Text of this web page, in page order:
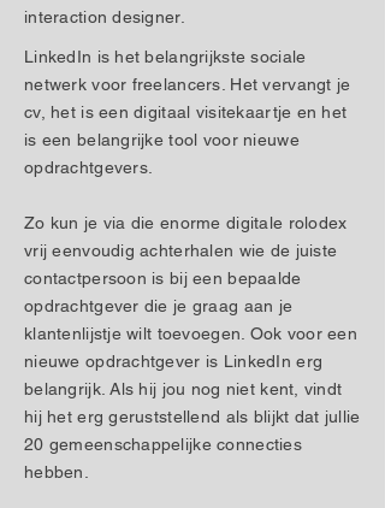
interaction designer.
LinkedIn is het belangrijkste sociale
netwerk voor freelancers. Het vervangt je
cv, het is een digitaal visitekaartje en het
is een belangrijke tool voor nieuwe
opdrachtgevers.
Zo kun je via die enorme digitale rolodex
vrij eenvoudig achterhalen wie de juiste
contactpersoon is bij een bepaalde
opdrachtgever die je graag aan je
klantenlijstje wilt toevoegen. Ook voor een
nieuwe opdrachtgever is LinkedIn erg
belangrijk. Als hij jou nog niet kent, vindt
hij het erg geruststellend als blijkt dat jullie
20 gemeenschappelijke connecties
hebben.